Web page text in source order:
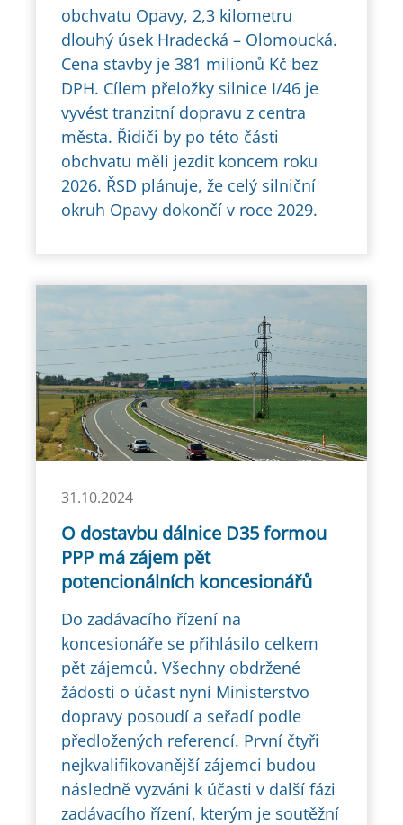
obchvatu Opavy, 2,3 kilometru
dlouhý úsek Hradecká – Olomoucká.
Cena stavby je 381 milionů Kč bez
DPH. Cílem přeložky silnice I/46 je
vyvést tranzitní dopravu z centra
města. Řidiči by po této části
obchvatu měli jezdit koncem roku
2026. ŘSD plánuje, že celý silniční
okruh Opavy dokončí v roce 2029.
31.10.2024
O dostavbu dálnice D35 formou
PPP má zájem pět
potencionálních koncesionářů
Do zadávacího řízení na
koncesionáře se přihlásilo celkem
pět zájemců. Všechny obdržené
žádosti o účast nyní Ministerstvo
dopravy posoudí a seřadí podle
předložených referencí. První čtyři
nejkvalifikovanější zájemci budou
následně vyzváni k účasti v další fázi
zadávacího řízení, kterým je soutěžní